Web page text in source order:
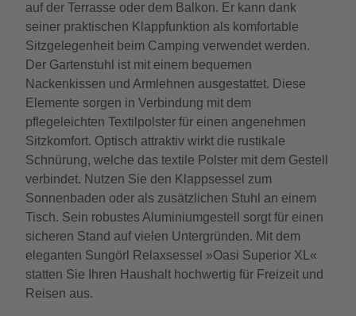
auf der Terrasse oder dem Balkon. Er kann dank
seiner praktischen Klappfunktion als komfortable
Sitzgelegenheit beim Camping verwendet werden.
Der Gartenstuhl ist mit einem bequemen
Nackenkissen und Armlehnen ausgestattet. Diese
Elemente sorgen in Verbindung mit dem
pflegeleichten Textilpolster für einen angenehmen
Sitzkomfort. Optisch attraktiv wirkt die rustikale
Schnürung, welche das textile Polster mit dem Gestell
verbindet. Nutzen Sie den Klappsessel zum
Sonnenbaden oder als zusätzlichen Stuhl an einem
Tisch. Sein robustes Aluminiumgestell sorgt für einen
sicheren Stand auf vielen Untergründen. Mit dem
eleganten Sungörl Relaxsessel »Oasi Superior XL«
statten Sie Ihren Haushalt hochwertig für Freizeit und
Reisen aus.